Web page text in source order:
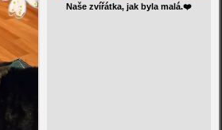
Naše zvířátka, jak byla malá.❤️